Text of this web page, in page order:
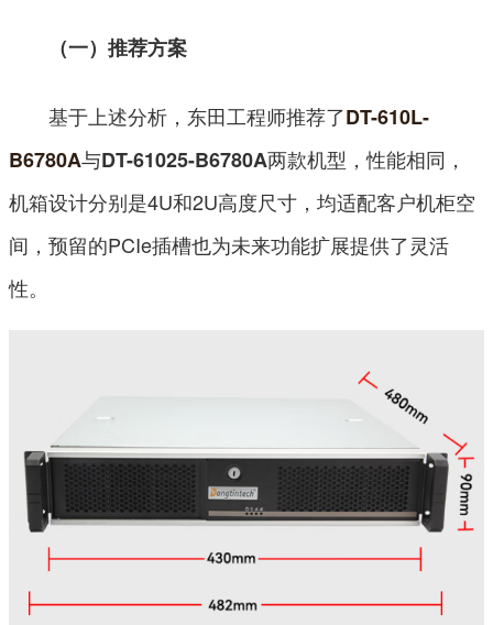
（一）推荐方案
基于上述分析，东田工程师推荐了DT-610L-
B6780A与DT-61025-B6780A两款机型，性能相同，
机箱设计分别是4U和2U高度尺寸，均适配客户机柜空
间，预留的PCIe插槽也为未来功能扩展提供了灵活
性。